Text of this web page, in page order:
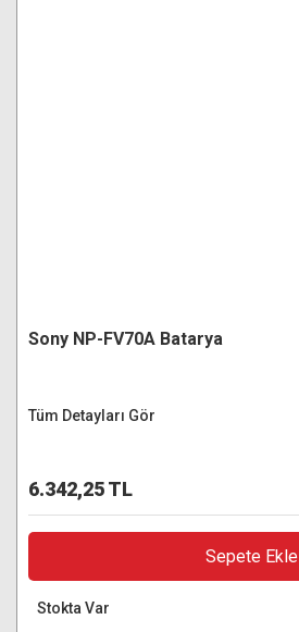
Sony NP-FV70A Batarya
Tüm Detayları Gör
6.342,25 TL
Sepete Ekle
Stokta Var